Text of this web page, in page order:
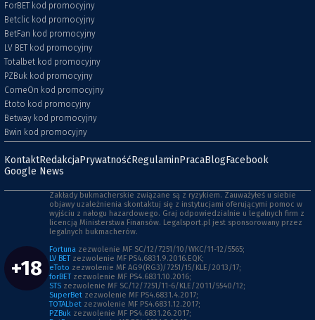
ForBET kod promocyjny
Betclic kod promocyjny
BetFan kod promocyjny
LV BET kod promocyjny
Totalbet kod promocyjny
PZBuk kod promocyjny
ComeOn kod promocyjny
Etoto kod promocyjny
Betway kod promocyjny
Bwin kod promocyjny
KontaktRedakcjaPrywatnośćRegulaminPracaBlogFacebook
Google News
+18
Zakłady bukmacherskie związane są z ryzykiem. Zauważyłeś u siebie
objawy uzależnienia skontaktuj się z instytucjami oferującymi pomoc w
wyjściu z nałogu hazardowego. Graj odpowiedzialnie u legalnych firm z
licencją Ministerstwa Finansów. Legalsport.pl jest sponsorowany przez
legalnych bukmacherów.
Fortuna zezwolenie MF SC/12/7251/10/WKC/11-12/5565;
LV BET zezwolenie MF PS4.6831.9.2016.EQK;
eToto zezwolenie MF AG9(RG3)/7251/15/KLE/2013/17;
forBET zezwolenie MF PS4.6831.10.2016;
STS zezwolenie MF SC/12/7251/11-6/KLE/2011/5540/12;
SuperBet zezwolenie MF PS4.6831.4.2017;
TOTALbet zezwolenie MF PS4.6831.12.2017;
PZBuk zezwolenie MF PS4.6831.26.2017;